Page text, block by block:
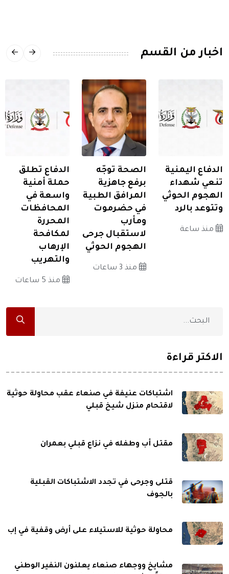
اخبار من القسم
الدفاع اليمنية
تنعي شهداء
الهجوم الحوثي
وتتوعد بالرد
منذ ساعة
الصحة توجّه
برفع جاهزية
المرافق الطبية
في حضرموت
ومأرب
لاستقبال جرحى
الهجوم الحوثي
منذ 3 ساعات
الدفاع تطلق
حملة أمنية
واسعة في
المحافظات
المحررة
لمكافحة
الإرهاب
والتهريب
منذ 5 ساعات
الاكثر قراءة
اشتباكات عنيفة في صنعاء عقب محاولة حوثية
لاقتحام منزل شيخ قبلي
مقتل أب وطفله في نزاع قبلي بعمران
قتلى وجرحى في تجدد الاشتباكات القبلية
بالجوف
محاولة حوثية للاستيلاء على أرض وقفية في إب
مشايخ ووجهاء صنعاء يعلنون النفير الوطني